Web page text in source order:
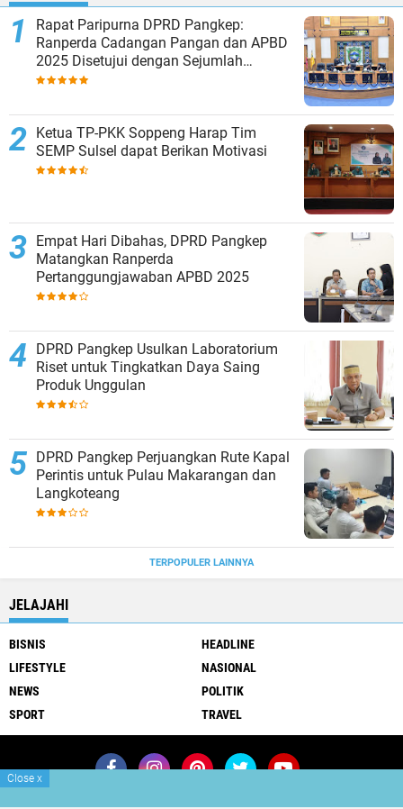
Rapat Paripurna DPRD Pangkep:
Ranperda Cadangan Pangan dan APBD
2025 Disetujui dengan Sejumlah
Catatan
Ketua TP-PKK Soppeng Harap Tim
SEMP Sulsel dapat Berikan Motivasi
Empat Hari Dibahas, DPRD Pangkep
Matangkan Ranperda
Pertanggungjawaban APBD 2025
DPRD Pangkep Usulkan Laboratorium
Riset untuk Tingkatkan Daya Saing
Produk Unggulan
DPRD Pangkep Perjuangkan Rute Kapal
Perintis untuk Pulau Makarangan dan
Langkoteang
TERPOPULER LAINNYA
JELAJAHI
BISNIS
HEADLINE
LIFESTYLE
NASIONAL
NEWS
POLITIK
SPORT
TRAVEL
Close x